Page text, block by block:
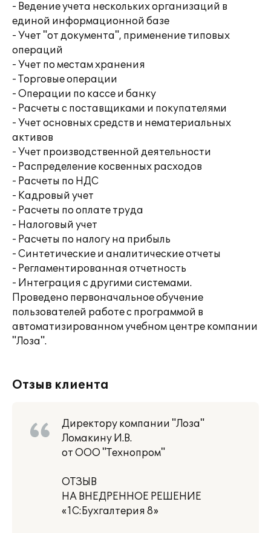
- Ведение учета нескольких организаций в
единой информационной базе
- Учет "от документа", применение типовых
операций
- Учет по местам хранения
- Торговые операции
- Операции по кассе и банку
- Расчеты с поставщиками и покупателями
- Учет основных средств и нематериальных
активов
- Учет производственной деятельности
- Распределение косвенных расходов
- Расчеты по НДС
- Кадровый учет
- Расчеты по оплате труда
- Налоговый учет
- Расчеты по налогу на прибыль
- Синтетические и аналитические отчеты
- Регламентированная отчетность
- Интеграция с другими системами.
Проведено первоначальное обучение
пользователей работе с программой в
автоматизированном учебном центре компании
"Лоза".
Отзыв клиента
Директору компании "Лоза"
Ломакину И.В.
от ООО "Технопром"
ОТЗЫВ
НА ВНЕДРЕННОЕ РЕШЕНИЕ
«1С:Бухгалтерия 8»